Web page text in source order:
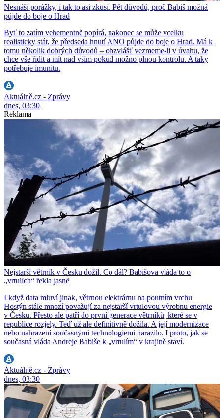
Nesnáší porážky, i tak to asi zkusí. Pět důvodů, proč Babiš možná
půjde do boje o Hrad
Byť to zatím vehementně popírá, nakonec se může vcelku
realisticky stát, že předseda hnutí ANO půjde do boje o Hrad. Má k
tomu několik dobrých důvodů – obzvlášť vezmeme-li v úvahu, že
chce vše řídit a mít nad vším pokud možno plnou kontrolu. A taky
potřebuje imunitu.
Aktuálně.cz - Zprávy
dnes, 03:30
Reklama
Nejstarší větrník v Česku dožil. Co dál? Babišova vláda to o
„vrtulích“ řekla jasně
I když data mluví jinak, větrnou elektrárnu na poutním vrchu
Hostýn stále mnozí považují za nejstarší vrtulovou výrobnu energie
v Česku. Přesto ale patří do první generace větrníků, které se v
republice rozjely. Teď už ale definitivně dožila. A její modernizace
nebo nahrazení současnými technologiemi narazilo. I proto, jak se
současná vláda Andreje Babiše k „vrtulím“ v krajině staví.
Aktuálně.cz - Zprávy
dnes, 03:30